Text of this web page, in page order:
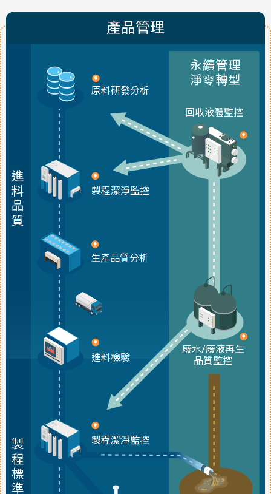
製
程
標
準
進
料
品
質
原料研發分析
製程潔淨監控
生產品質分析
進料檢驗
製程潔淨監控
永續管理
淨零轉型
回收液體監控
廢水/廢液再生
品質監控
產品管理